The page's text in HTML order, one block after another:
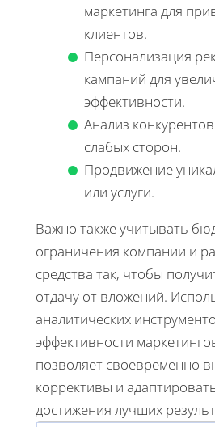
маркетинга для
клиентов.
Персонализация
кампаний для
эффективности.
Анализ
слабых сторон.
Продвижение
или услуги.
Важно также учитывать
ограничения компании и
средства так, чтобы
отдачу от вложений.
аналитических
эффективности
позволяет своевременно
коррективы и
достижения лучших